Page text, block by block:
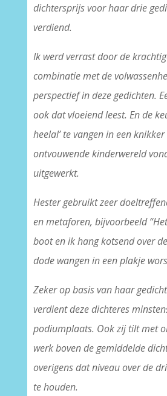
dichtersprijs voor haar drie
verdiend.
Ik werd verrast door de
combinatie met de
perspectief in deze gedichten.
ook dat vloeiend leest. En de
heelal’ te vangen in een
ontvouwende kinderwereld
uitgewerkt.
Hester gebruikt zeer
en metaforen, bijvoorbeeld
boot en ik hang kotsend over
dode wangen in een plakje
Zeker op basis van haar gedicht
verdient deze dichteres
podiumplaats. Ook zij tilt met
werk boven de gemiddelde
overigens dat niveau over de
te houden.